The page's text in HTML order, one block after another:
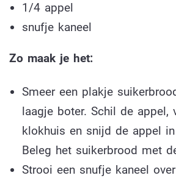
1/4 appel
snufje kaneel
Zo maak je het:
Smeer een plakje
laagje boter. Schil de appel,
klokhuis en snijd de appel
Beleg het suikerbrood met
Strooi een snufje kaneel